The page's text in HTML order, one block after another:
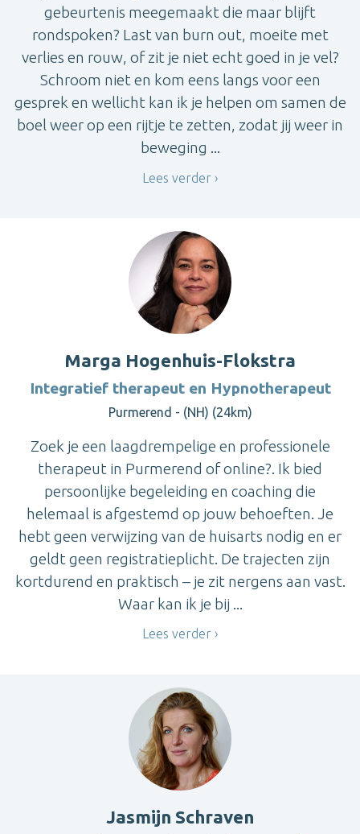
gebeurtenis meegemaakt die maar blijft
rondspoken? Last van burn out, moeite met
verlies en rouw, of zit je niet echt goed in je vel?
Schroom niet en kom eens langs voor een
gesprek en wellicht kan ik je helpen om samen de
boel weer op een rijtje te zetten, zodat jij weer in
beweging ...
Lees verder
Marga Hogenhuis-Flokstra
Integratief therapeut en Hypnotherapeut
Purmerend - (NH) (24km)
Zoek je een laagdrempelige en professionele
therapeut in Purmerend of online?. Ik bied
persoonlijke begeleiding en coaching die
helemaal is afgestemd op jouw behoeften. Je
hebt geen verwijzing van de huisarts nodig en er
geldt geen registratieplicht. De trajecten zijn
kortdurend en praktisch – je zit nergens aan vast.
Waar kan ik je bij ...
Lees verder
Jasmijn Schraven